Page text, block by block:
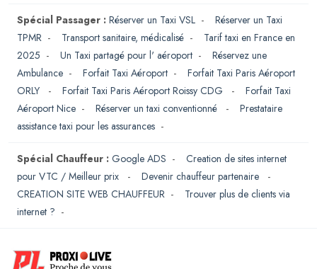
Spécial Passager : Réserver un Taxi VSL - Réserver un Taxi
TPMR - Transport sanitaire, médicalisé - Tarif taxi en France en
2025 - Un Taxi partagé pour l' aéroport - Réservez une
Ambulance - Forfait Taxi Aéroport - Forfait Taxi Paris Aéroport
ORLY
- Forfait Taxi Paris Aéroport Roissy CDG - Forfait Taxi
Aéroport Nice - Réserver un taxi conventionné - Prestataire
assistance taxi pour les assurances -
Spécial Chauffeur : Google ADS - Creation de sites internet
pour VTC / Meilleur prix
- Devenir chauffeur partenaire
-
CREATION SITE WEB CHAUFFEUR - Trouver plus de clients via
internet ? -